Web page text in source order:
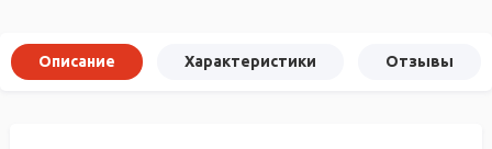
Описание Характеристики Отзывы